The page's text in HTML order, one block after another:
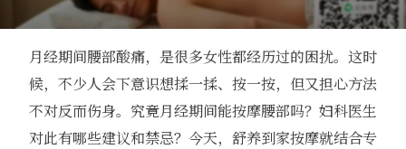
月经期间腰部酸痛，是很多女性都经历过的困扰。这时
候，不少人会下意识想揉一揉、按一按，但又担心方法
不对反而伤身。究竟月经期间能按摩腰部吗？妇科医生
对此有哪些建议和禁忌？今天，舒养到家按摩就结合专